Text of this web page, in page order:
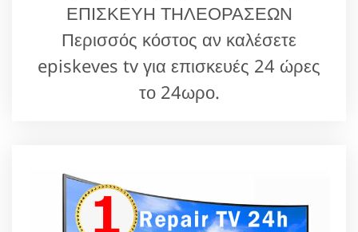
ΕΠΙΣΚΕΥΗ ΤΗΛΕΟΡΑΣΕΩΝ
Περισσός κόστος αν καλέσετε
episkeves tv για επισκευές 24 ώρες
το 24ωρο.